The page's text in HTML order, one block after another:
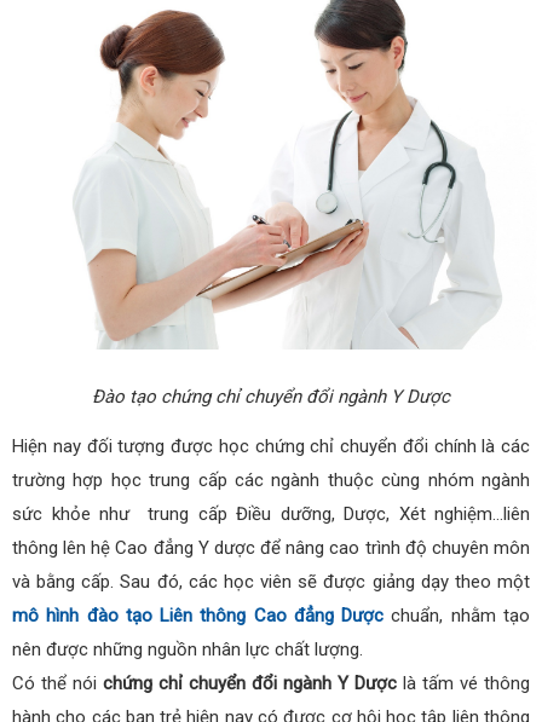
Đào tạo chứng chỉ chuyển đổi ngành Y Dược
Hiện nay đối tượng được học chứng chỉ chuyển đổi chính là các
trường hợp học trung cấp các ngành thuộc cùng nhóm ngành
sức khỏe như trung cấp Điều dưỡng, Dược, Xét nghiệm…liên
thông lên hệ Cao đẳng Y dược để nâng cao trình độ chuyên môn
và bằng cấp. Sau đó, các học viên sẽ được giảng dạy theo một
mô hình đào tạo Liên thông Cao đẳng Dược chuẩn, nhằm tạo
nên được những nguồn nhân lực chất lượng.
Có thể nói chứng chỉ chuyển đổi ngành Y Dược là tấm vé thông
hành cho các bạn trẻ hiện nay có được cơ hội học tập liên thông